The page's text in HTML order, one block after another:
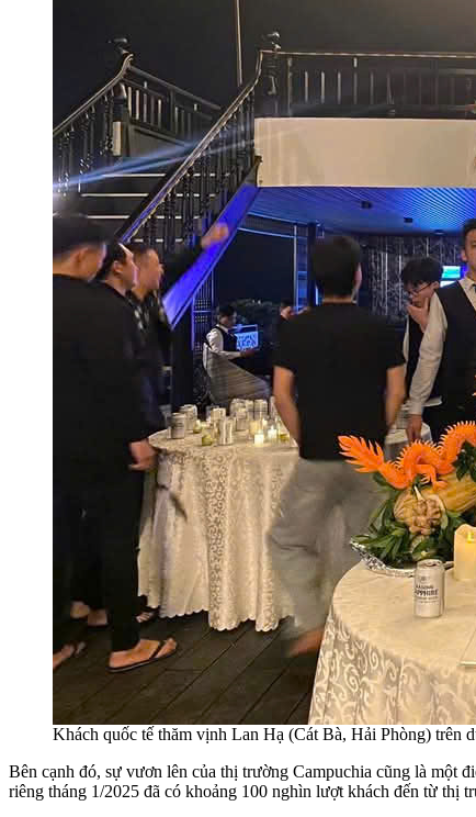
Khách quốc tế thăm vịnh Lan Hạ (Cát Bà, Hải Phòng) trên
Bên cạnh đó, sự vươn lên của thị trường Campuchia cũng là một
riêng tháng 1/2025 đã có khoảng 100 nghìn lượt khách đến từ thị